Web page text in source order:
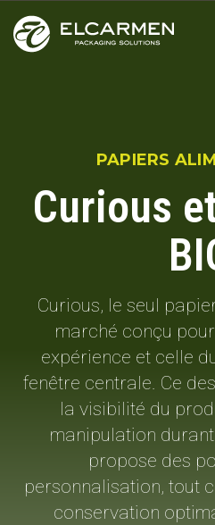
PAPIERS
Curious
Curious, le seul
marché conçu
expérience et celle
fenêtre centrale. Ce
la visibilité du
manipulation
propose des
personnalisation, tout
conservation